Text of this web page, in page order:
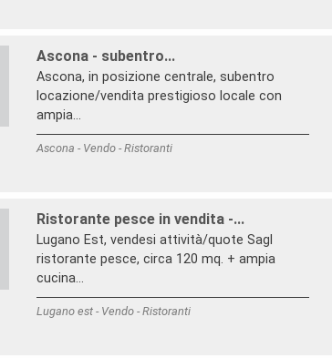
Ascona - subentro...
Ascona, in posizione centrale, subentro
locazione/vendita prestigioso locale con
ampia...
Ascona - Vendo - Ristoranti
Ristorante pesce in vendita -...
Lugano Est, vendesi attività/quote Sagl
ristorante pesce, circa 120 mq. + ampia
cucina...
Lugano est - Vendo - Ristoranti